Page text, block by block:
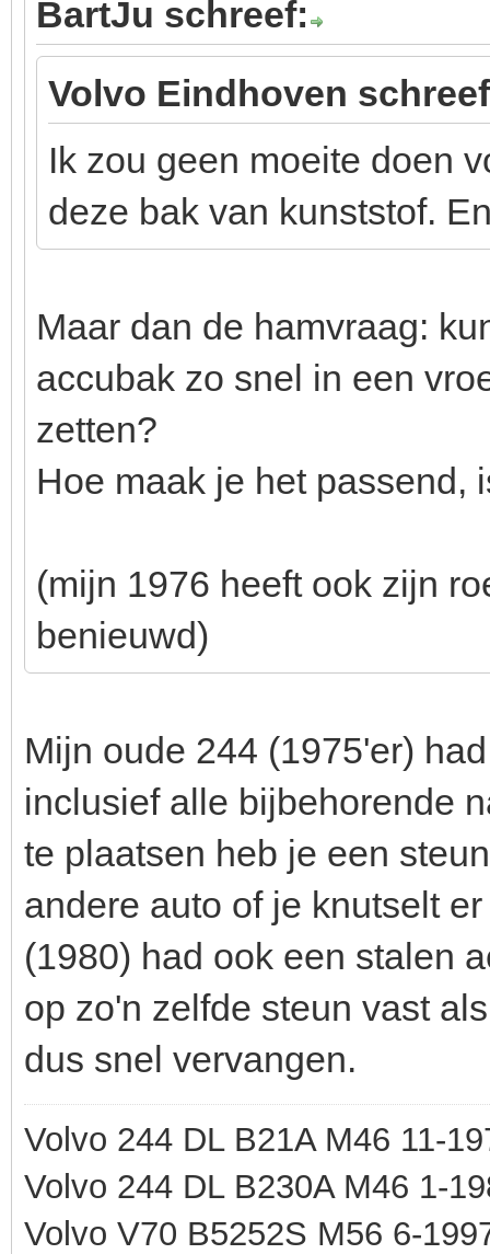
BartJu schreef:
Volvo Eindhoven
Ik zou geen moeite doen
deze bak van kunststof.
Maar dan de hamvraag:
accubak zo snel in een
zetten?
Hoe maak je het passend,
(mijn 1976 heeft ook zijn
benieuwd)
Mijn oude 244 (1975'er)
inclusief alle bijbehorende
te plaatsen heb je een
andere auto of je knutselt
(1980) had ook een stalen
op zo'n zelfde steun vast
dus snel vervangen.
Volvo 244 DL B21A M46 11-
Volvo 244 DL B230A M46 1-
Volvo V70 B5252S M56 6-